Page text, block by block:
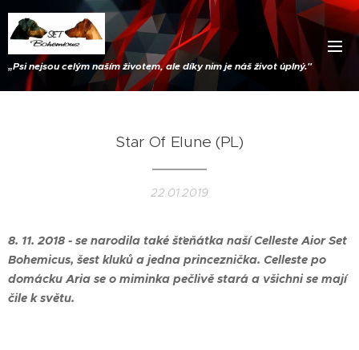
„Psi nejsou celým naším životem, ale díky nim je náš život úplný."
Star Of Elune (PL)
22.01.2019
8. 11. 2018 - se narodila také šťeňátka naší Celleste Aior Set
Bohemicus, šest kluků a jedna princeznička. Celleste po
domácku Aria se o miminka pečlivě stará a všichni se mají
čile k světu.